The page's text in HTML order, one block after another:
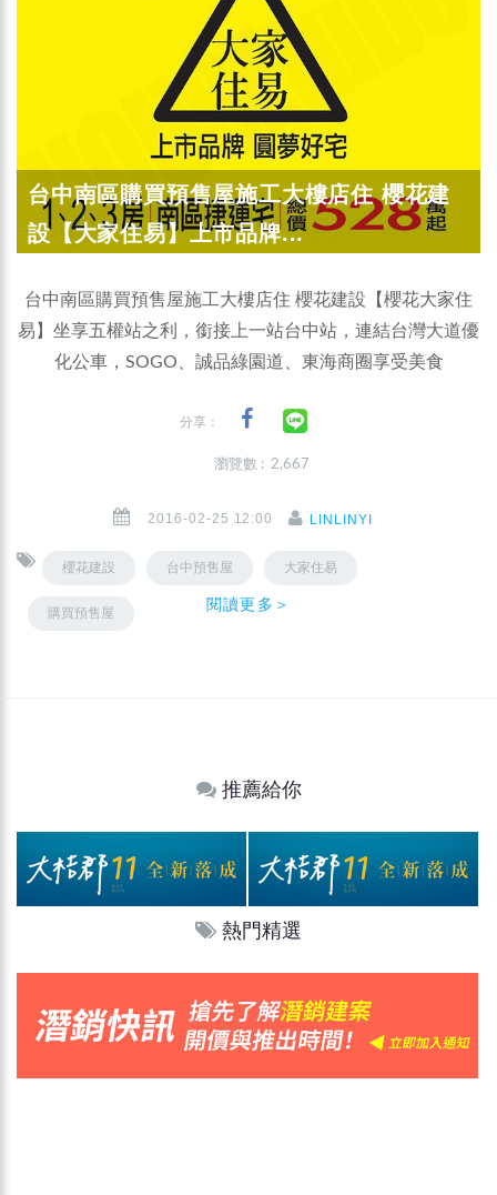
台中南區購買預售屋施工大樓店住 櫻花建
設【大家住易】上市品牌...
台中南區購買預售屋施工大樓店住 櫻花建設【櫻花大家住
易】坐享五權站之利，銜接上一站台中站，連結台灣大道優
化公車，SOGO、誠品綠園道、東海商圈享受美食
分享：
瀏覽數 : 2,667
2016-02-25 12:00 LINLINYI
櫻花建設 台中預售屋 大家住易
購買預售屋 閱讀更多＞
推薦給你
熱門精選